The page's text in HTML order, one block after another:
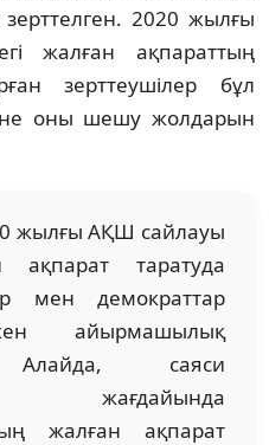
2020 жылғы
жалған ақпараттың
зерттеушілер бұл
оны шешу жолдарын
жылғы АҚШ сайлауы
ақпарат таратуда
мен демократтар
айырмашылық
Алайда, саяси
жағдайында
жалған ақпарат